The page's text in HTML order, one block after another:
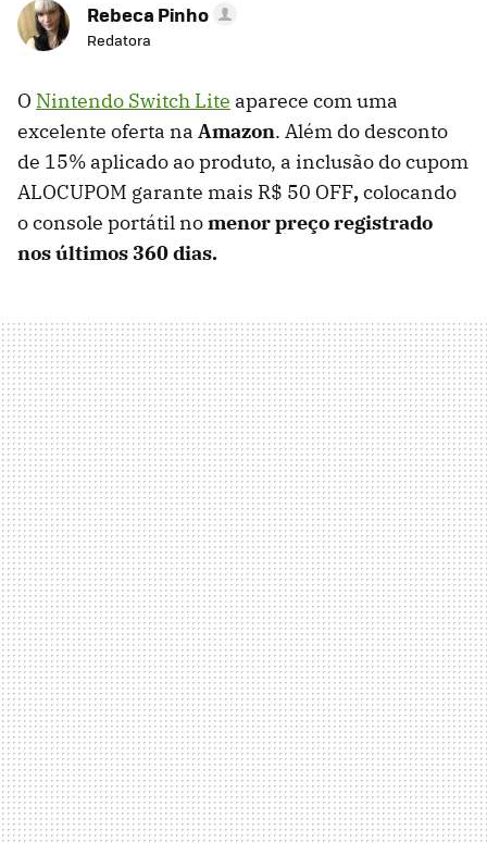
Rebeca Pinho
Redatora
O Nintendo Switch Lite aparece com uma
excelente oferta na Amazon. Além do desconto
de 15% aplicado ao produto, a inclusão do cupom
ALOCUPOM garante mais R$ 50 OFF,colocando
o console portátil nomenor preço registrado
nos últimos 360 dias.